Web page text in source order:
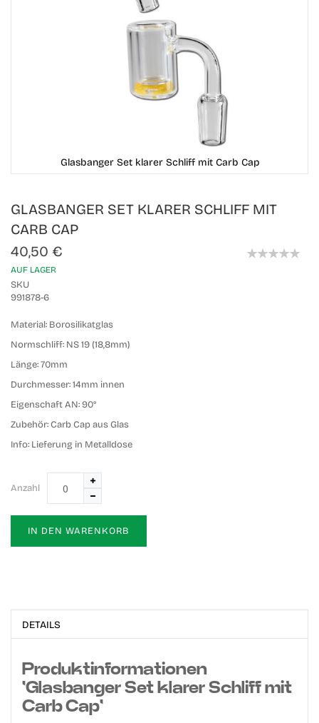
GLASBANGER SET KLARER SCHLIFF MIT
CARB CAP
40,50 €
AUF LAGER
SKU
991878-6
Material: Borosilikatglas
Normschliff: NS 19 (18,8mm)
Länge:70mm
Durchmesser:14mm innen
Eigenschaft AN:90°
Zubehör:Carb Cap aus Glas
Info: Lieferung in Metalldose
Anzahl
IN DEN WARENKORB
Glasbanger Set klarer Schliff mit Carb Cap
to
beginning
of
the
images
gallery
DETAILS
Produktinformationen
'Glasbanger Set klarer Schliff mit
Carb Cap'